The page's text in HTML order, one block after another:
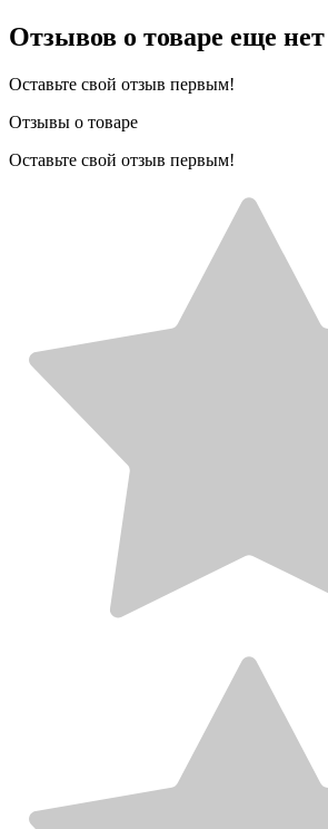
Отзывов о товаре еще нет
Оставьте свой отзыв первым!
Отзывы о товаре
Оставьте свой отзыв первым!